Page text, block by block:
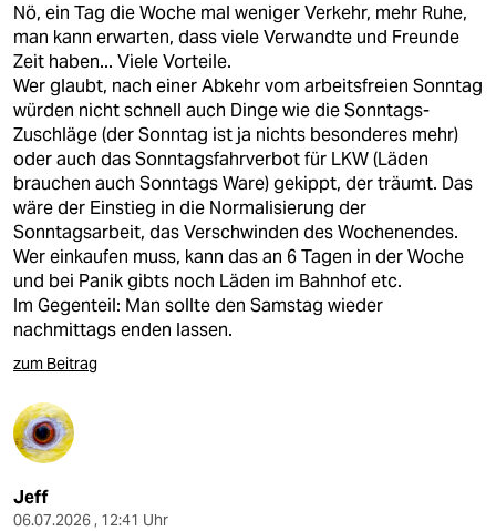
Nö, ein Tag die Woche mal weniger Verkehr, mehr Ruhe,
man kann erwarten, dass viele Verwandte und Freunde
Zeit haben... Viele Vorteile.
Wer glaubt, nach einer Abkehr vom arbeitsfreien Sonntag
würden nicht schnell auch Dinge wie die Sonntags-
Zuschläge (der Sonntag ist ja nichts besonderes mehr)
oder auch das Sonntagsfahrverbot für LKW (Läden
brauchen auch Sonntags Ware) gekippt, der träumt. Das
wäre der Einstieg in die Normalisierung der
Sonntagsarbeit, das Verschwinden des Wochenendes.
Wer einkaufen muss, kann das an 6 Tagen in der Woche
und bei Panik gibts noch Läden im Bahnhof etc.
Im Gegenteil: Man sollte den Samstag wieder
nachmittags enden lassen.
zum Beitrag
Jeff
06.07.2026 , 12:41 Uhr